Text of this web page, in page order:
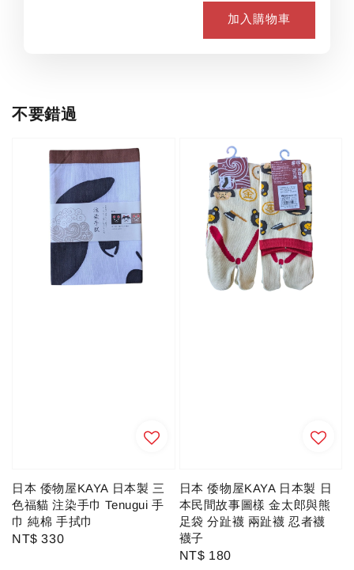
加入購物車
不要錯過
日本 倭物屋KAYA 日本製 三
色福貓 注染手巾 Tenugui 手
巾 純棉 手拭巾
Regular
NT$ 330
日本 倭物屋KAYA 日本製 日
本民間故事圖樣 金太郎與熊
足袋 分趾襪 兩趾襪 忍者襪
襪子
Regular
NT$ 180